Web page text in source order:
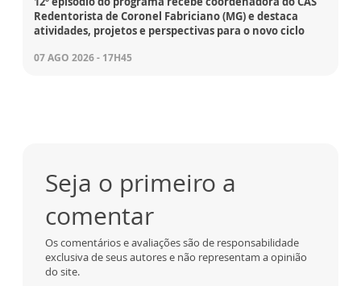
Redentorista de Coronel Fabriciano (MG) e destaca
atividades, projetos e perspectivas para o novo ciclo
07 AGO 2026 - 17H45
Seja o primeiro a
comentar
Os comentários e avaliações são de responsabilidade
exclusiva de seus autores e não representam a opinião
do site.